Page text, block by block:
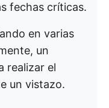
fechas críticas.
en varias
un
realizar el
un vistazo.